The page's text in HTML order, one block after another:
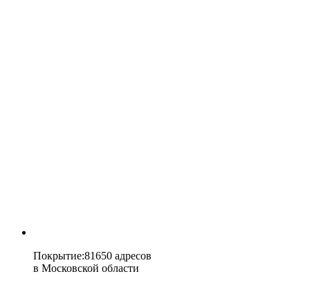
Покрытие:81650 адресов
в Московской области